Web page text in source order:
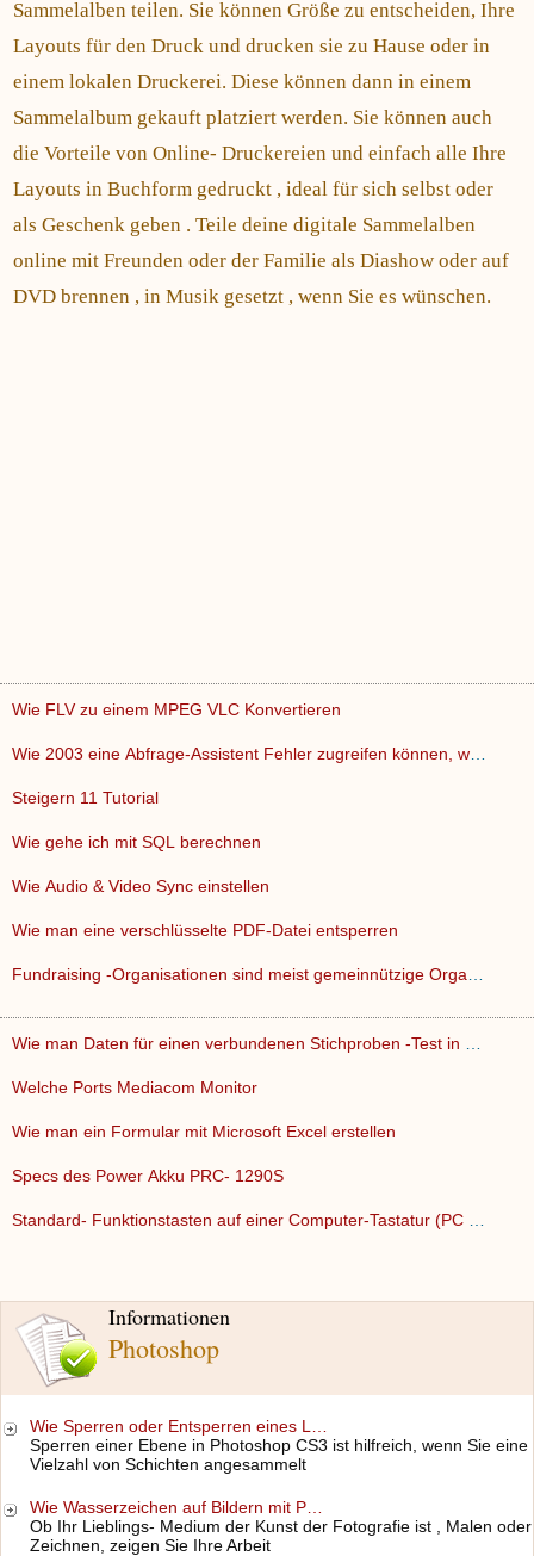
Informationen
Photoshop
Wie Sperren oder Entsperren eines L…
Sperren einer Ebene in Photoshop CS3 ist hilfreich, wenn Sie eine
Vielzahl von Schichten angesammelt
Wie Wasserzeichen auf Bildern mit P…
Ob Ihr Lieblings- Medium der Kunst der Fotografie ist , Malen oder
Zeichnen, zeigen Sie Ihre Arbeit
Sammelalben teilen. Sie können Größe zu entscheiden, Ihre
Layouts für den Druck und drucken sie zu Hause oder in
einem lokalen Druckerei. Diese können dann in einem
Sammelalbum gekauft platziert werden. Sie können auch
die Vorteile von Online- Druckereien und einfach alle Ihre
Layouts in Buchform gedruckt , ideal für sich selbst oder
als Geschenk geben . Teile deine digitale Sammelalben
online mit Freunden oder der Familie als Diashow oder auf
DVD brennen , in Musik gesetzt , wenn Sie es wünschen.
Wie FLV zu einem MPEG VLC Konvertieren
Steigern 11 Tutorial
Wie gehe ich mit SQL berechnen
Wie Audio & Video Sync einstellen
Wie man eine verschlüsselte PDF-Datei entsperren
Welche Ports Mediacom Monitor
Wie man ein Formular mit Microsoft Excel erstellen
Specs des Power Akku PRC- 1290S